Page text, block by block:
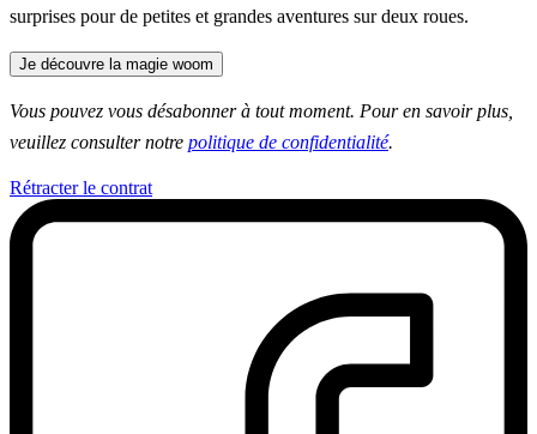
surprises pour de petites et grandes aventures sur deux roues.
Je découvre la magie woom
Vous pouvez vous désabonner à tout moment. Pour en savoir plus,
veuillez consulter notre politique de confidentialité.
Rétracter le contrat